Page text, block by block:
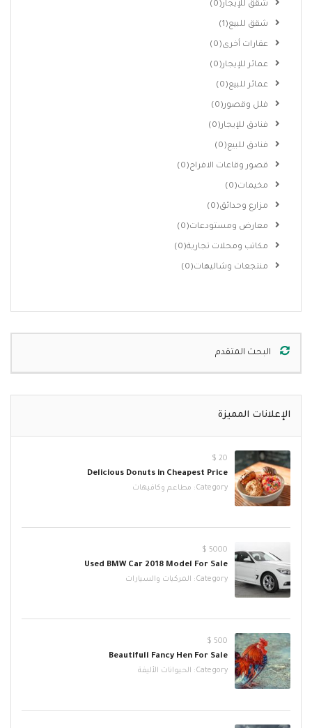
شقق للإيجار(0)
شقق للبيع(1)
عقارات أخرى(0)
عمائر للإيجار(0)
عمائر للبيع(0)
فلل وقصور(0)
فنادق للإيجار(0)
فنادق للبيع(0)
قصور وقاعات الافراح(0)
مخيمات(0)
مزارع وحدائق(0)
معارض ومستودعات(0)
مكاتب ومحلات تجارية(0)
منتجعات وشاليهات(0)
البحث المتقدم
الإعلانات المميزة
20 $
Delicious Donuts in Cheapest Price
Category: مطاعم وكافيهات
5000 $
Used BMW Car 2018 Model For Sale
Category: المركبات والسيارات
500 $
Beautifull Fancy Hen For Sale
Category: الحيوانات الأليفة